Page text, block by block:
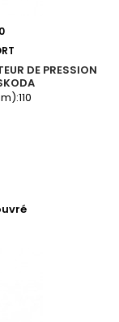
DE PRESSION